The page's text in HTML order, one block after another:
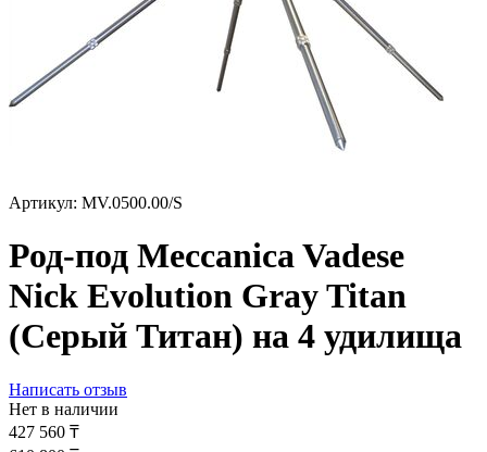
Артикул: MV.0500.00/S
Род-под Meccanica Vadese
Nick Evolution Gray Titan
(Серый Титан) на 4 удилища
Написать отзыв
Нет в наличии
427 560 ₸